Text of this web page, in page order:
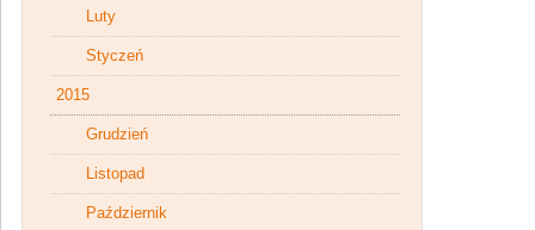
Luty
Styczeń
2015
Grudzień
Listopad
Październik